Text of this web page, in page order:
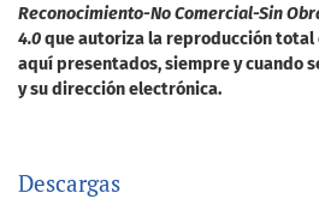
Reconocimiento-No Comercial-Sin
4.0que autoriza la reproducción
aquí presentados, siempre y cuando
y su dirección electrónica.
Descargas